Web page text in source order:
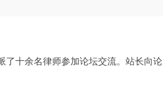
了十余名律师参加论坛交流。站长向论